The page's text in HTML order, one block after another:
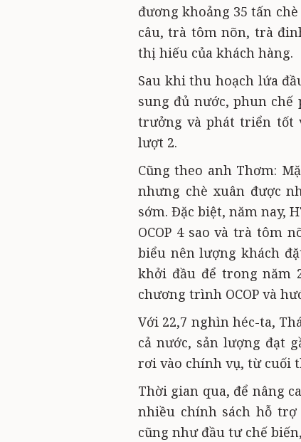
đương khoảng 35 tấn
câu, trà tôm nõn, trà
thị hiếu của khách hàng.
Sau khi thu hoạch lứa
sung đủ nước, phun chế
trưởng và phát triển tốt
lượt 2.
Cũng theo anh Thơm:
nhưng chè xuân được
sớm. Đặc biệt, năm nay,
OCOP 4 sao và trà tôm
biểu nên lượng khách
khởi đầu để trong năm
chương trình OCOP và
Với 22,7 nghìn héc-ta,
cả nước, sản lượng đạt
rơi vào chính vụ, từ cuối
Thời gian qua, để nâng
nhiều chính sách hỗ
cũng như đầu tư chế